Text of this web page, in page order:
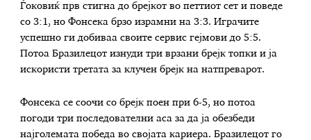
Ѓоковиќ прв стигна до брејкот во петтиот сет и поведе
со 3:1, но Фонсека брзо израмни на 3:3. Играчите
успешно ги добиваа своите сервис гејмови до 5:5.
Потоа Бразилецот изнуди три врзани брејк топки и ја
искористи третата за клучен брејк на натпреварот.
Фонсека се соочи со брејк поен при 6-5, но потоа
погоди три последователни аса за да ја обезбеди
најголемата победа во својата кариера. Бразилецот го